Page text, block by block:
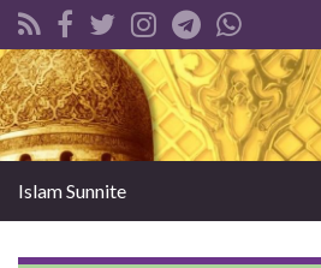
Search for:
Islam Sunnite